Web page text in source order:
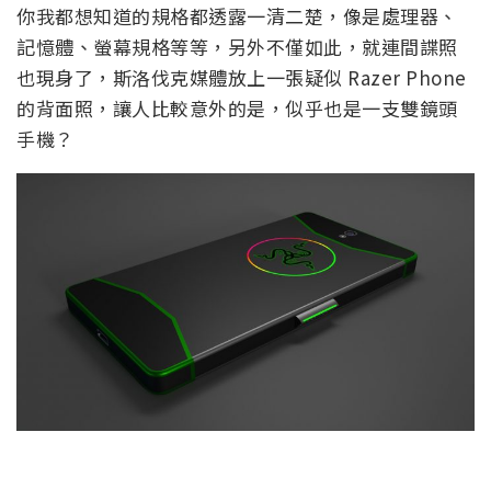
你我都想知道的規格都透露一清二楚，像是處理器、
記憶體、螢幕規格等等，另外不僅如此，就連間諜照
也現身了，斯洛伐克媒體放上一張疑似 Razer Phone
的背面照，讓人比較意外的是，似乎也是一支雙鏡頭
手機？